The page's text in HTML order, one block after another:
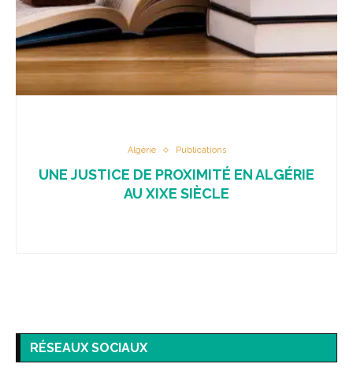
Algérie Publications
UNE JUSTICE DE PROXIMITÉ EN ALGÉRIE
AU XIXE SIÈCLE
RÉSEAUX SOCIAUX